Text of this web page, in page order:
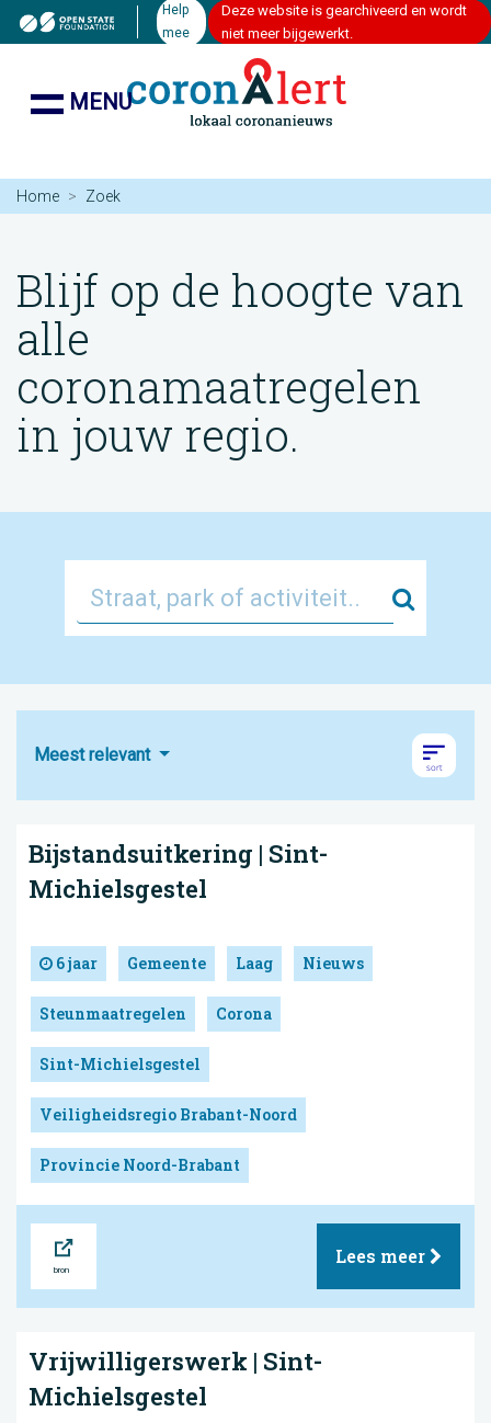
Help
mee
Deze website is gearchiveerd en wordt
niet meer bijgewerkt.
MENU
Home Zoek
Blijf op de hoogte van
alle
coronamaatregelen
in jouw regio.
Zoek
Meest relevant
Bijstandsuitkering | Sint-
Michielsgestel
6 jaar Gemeente Laag Nieuws
Steunmaatregelen Corona
Sint-Michielsgestel
Veiligheidsregio Brabant-Noord
Provincie Noord-Brabant
Lees meer
Vrijwilligers­werk | Sint-
Michielsgestel